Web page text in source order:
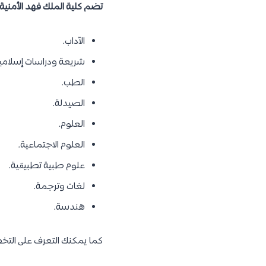
تضم كلية الملك فهد
الآداب.
شريعة ودراسات
الطب.
الصيدلة.
العلوم.
العلوم الاجتماعية.
علوم طبية تطبيقية.
لغات وترجمة.
هندسة.
كما يمكنك التعرف على